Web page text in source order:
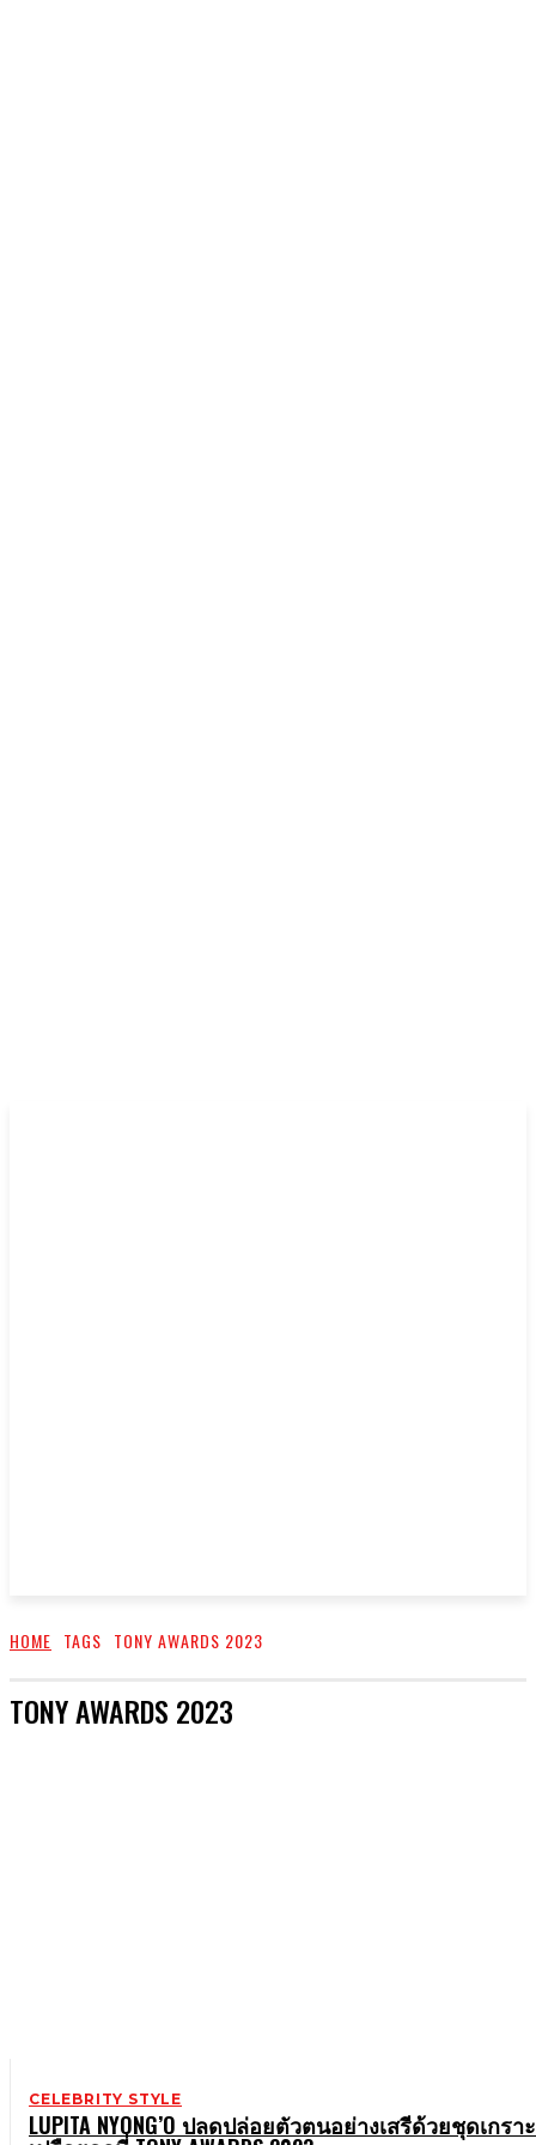
HOME TAGS TONY AWARDS 2023
TONY AWARDS 2023
CELEBRITY STYLE
LUPITA NYONG’O ปลดปล่อยตัวตนอย่างเสรีด้วยชุดเกราะ